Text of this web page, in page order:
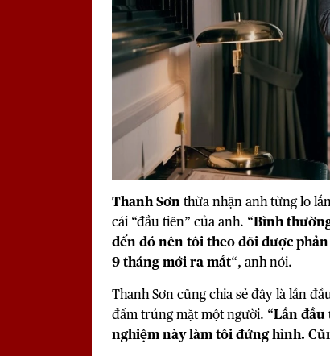
Thanh Sơnthừa nhận anh từng lo
cái “đầu tiên” của anh. “Bình
đến đó nên tôi theo dõi được
9 tháng mới ra mắt“, anh nói.
Thanh Sơn cũng chia sẻ đây là lần
đấm trúng mặt một người. “Lần
nghiệm này làm tôi đứng hình.